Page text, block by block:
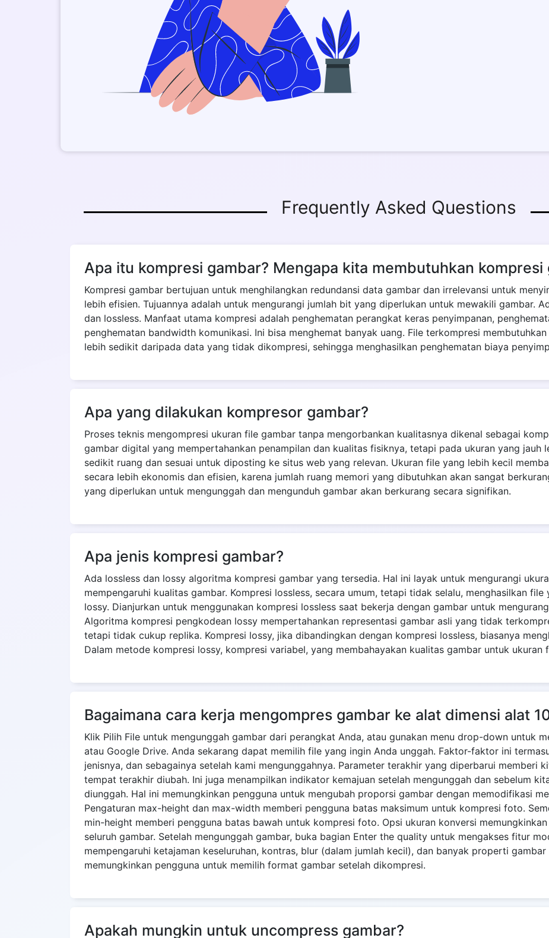
Frequently Asked Questions
Apa itu kompresi gambar? Mengapa kita membutuhkan kompresi
Kompresi gambar bertujuan untuk menghilangkan redundansi data gambar dan irrelevansi untuk
lebih efisien. Tujuannya adalah untuk mengurangi jumlah bit yang diperlukan untuk mewakili gambar.
dan lossless. Manfaat utama kompresi adalah penghematan perangkat keras penyimpanan,
penghematan bandwidth komunikasi. Ini bisa menghemat banyak uang. File terkompresi
lebih sedikit daripada data yang tidak dikompresi, sehingga menghasilkan penghematan biaya
Apa yang dilakukan kompresor gambar?
Proses teknis mengompresi ukuran file gambar tanpa mengorbankan kualitasnya dikenal sebagai
gambar digital yang mempertahankan penampilan dan kualitas fisiknya, tetapi pada ukuran yang jauh
sedikit ruang dan sesuai untuk diposting ke situs web yang relevan. Ukuran file yang lebih kecil
secara lebih ekonomis dan efisien, karena jumlah ruang memori yang dibutuhkan akan sangat
yang diperlukan untuk mengunggah dan mengunduh gambar akan berkurang secara signifikan.
Apa jenis kompresi gambar?
Ada lossless dan lossy algoritma kompresi gambar yang tersedia. Hal ini layak untuk mengurangi
mempengaruhi kualitas gambar. Kompresi lossless, secara umum, tetapi tidak selalu, menghasilkan
lossy. Dianjurkan untuk menggunakan kompresi lossless saat bekerja dengan gambar untuk
Algoritma kompresi pengkodean lossy mempertahankan representasi gambar asli yang tidak
tetapi tidak cukup replika. Kompresi lossy, jika dibandingkan dengan kompresi lossless, biasanya
Dalam metode kompresi lossy, kompresi variabel, yang membahayakan kualitas gambar untuk ukuran
Bagaimana cara kerja mengompres gambar ke alat dimensi alat
Klik Pilih File untuk mengunggah gambar dari perangkat Anda, atau gunakan menu drop-down untuk
atau Google Drive. Anda sekarang dapat memilih file yang ingin Anda unggah. Faktor-faktor ini
jenisnya, dan sebagainya setelah kami mengunggahnya. Parameter terakhir yang diperbarui memberi
tempat terakhir diubah. Ini juga menampilkan indikator kemajuan setelah mengunggah dan sebelum
diunggah. Hal ini memungkinkan pengguna untuk mengubah proporsi gambar dengan memodifikasi
Pengaturan max-height dan max-width memberi pengguna batas maksimum untuk kompresi foto.
min-height memberi pengguna batas bawah untuk kompresi foto. Opsi ukuran konversi
seluruh gambar. Setelah mengunggah gambar, buka bagian Enter the quality untuk mengakses fitur
mempengaruhi ketajaman keseluruhan, kontras, blur (dalam jumlah kecil), dan banyak properti
memungkinkan pengguna untuk memilih format gambar setelah dikompresi.
Apakah mungkin untuk uncompress gambar?